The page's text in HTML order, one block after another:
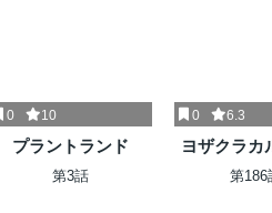
0 10
プラントランド
第3話
0 6.3
ヨザクラカ
第186